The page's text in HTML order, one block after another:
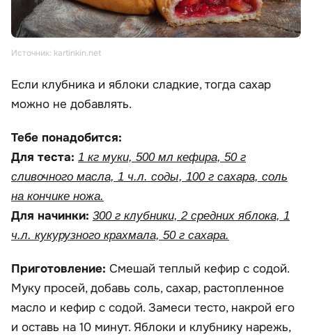
Источник: kartinkin.net
Если клубника и яблоки сладкие, тогда сахар
можно не добавлять.
Тебе понадобится:
Для теста: 1 кг муки, 500 мл кефира, 50 г
сливочного масла, 1 ч.л. соды, 100 г сахара, соль
на кончике ножа.
Для начинки: 300 г клубники, 2 средних яблока, 1
ч.л. кукурузного крахмала, 50 г сахара.
Приготовление: Смешай теплый кефир с содой.
Муку просей, добавь соль, сахар, растопленное
масло и кефир с содой. Замеси тесто, накрой его
и оставь на 10 минут. Яблоки и клубнику нарежь,